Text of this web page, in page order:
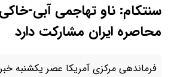
سنتکام: ناو تهاجمی آبی-
محاصره ایران مشارکت دارد
فرماندهی مرکزی آمریکا عصر یکشنبه